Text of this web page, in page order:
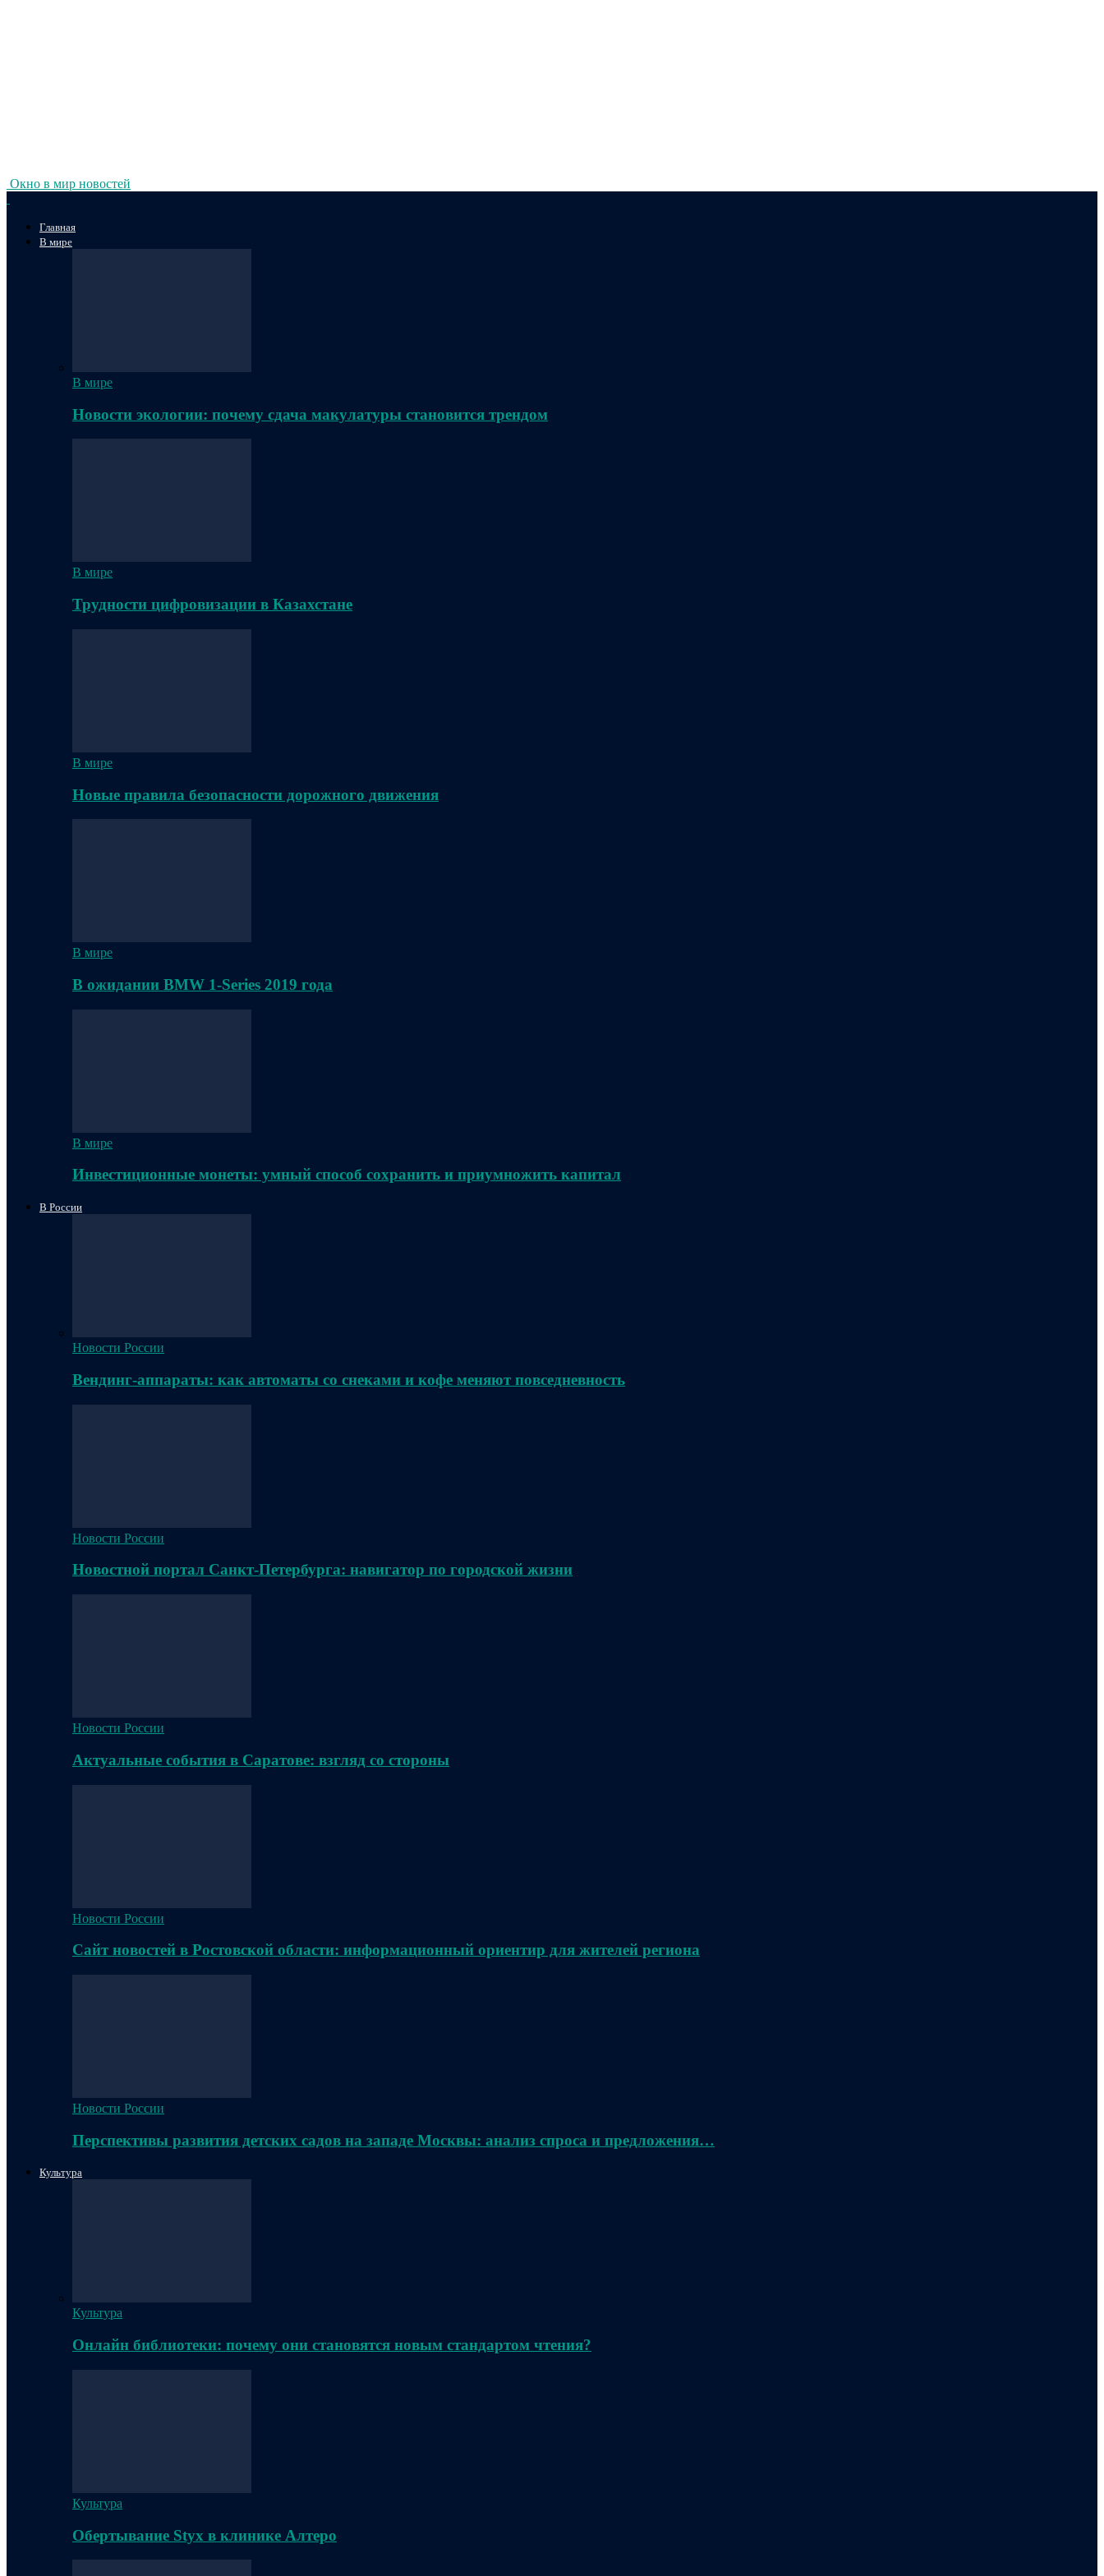
Окно в мир новостей
Главная
В мире
В мире
Новости экологии: почему сдача макулатуры становится трендом
В мире
Трудности цифровизации в Казахстане
В мире
Новые правила безопасности дорожного движения
В мире
В ожидании BMW 1-Series 2019 года
В мире
Инвестиционные монеты: умный способ сохранить и приумножить капитал
В России
Новости России
Вендинг-аппараты: как автоматы со снеками и кофе меняют повседневность
Новости России
Новостной портал Санкт-Петербурга: навигатор по городской жизни
Новости России
Актуальные события в Саратове: взгляд со стороны
Новости России
Сайт новостей в Ростовской области: информационный ориентир для жителей региона
Новости России
Перспективы развития детских садов на западе Москвы: анализ спроса и предложения…
Культура
Культура
Онлайн библиотеки: почему они становятся новым стандартом чтения?
Культура
Обертывание Styx в клинике Алтеро